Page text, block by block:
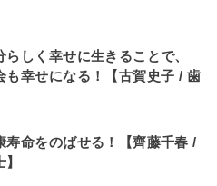
らしく幸せに生きることで、
も幸せになる！【古賀史子 / 歯
寿命をのばせる！【齊藤千春 /